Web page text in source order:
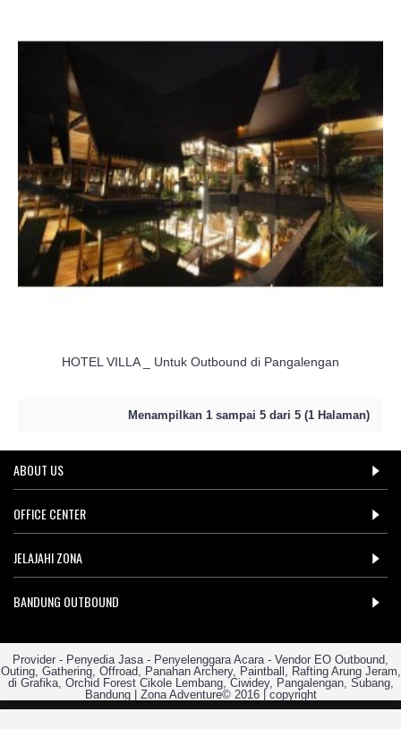
HOTEL VILLA _ Untuk Outbound di Pangalengan
Menampilkan 1 sampai 5 dari 5 (1 Halaman)
ABOUT US
OFFICE CENTER
JELAJAHI ZONA
BANDUNG OUTBOUND
Provider - Penyedia Jasa - Penyelenggara Acara - Vendor EO Outbound,
Outing, Gathering, Offroad, Panahan Archery, Paintball, Rafting Arung Jeram,
di Grafika, Orchid Forest Cikole Lembang, Ciwidey, Pangalengan, Subang,
Bandung | Zona Adventure© 2016 | copyright